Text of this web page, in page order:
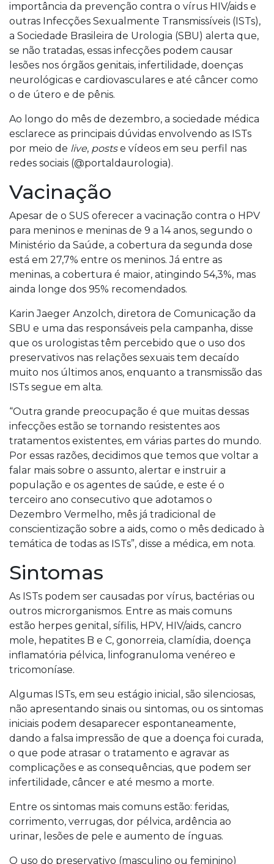
importância da prevenção contra o vírus HIV/aids e
outras Infecções Sexualmente Transmissíveis (ISTs),
a Sociedade Brasileira de Urologia (SBU) alerta que,
se não tratadas, essas infecções podem causar
lesões nos órgãos genitais, infertilidade, doenças
neurológicas e cardiovasculares e até câncer como
o de útero e de pênis.
Ao longo do mês de dezembro, a sociedade médica
esclarece as principais dúvidas envolvendo as ISTs
por meio de live, postse vídeos em seu perfil nas
redes sociais (@portaldaurologia).
Vacinação
Apesar de o SUS oferecer a vacinação contra o HPV
para meninos e meninas de 9 a 14 anos, segundo o
Ministério da Saúde, a cobertura da segunda dose
está em 27,7% entre os meninos. Já entre as
meninas, a cobertura é maior, atingindo 54,3%, mas
ainda longe dos 95% recomendados.
Karin Jaeger Anzolch, diretora de Comunicação da
SBU e uma das responsáveis pela campanha, disse
que os urologistas têm percebido que o uso dos
preservativos nas relações sexuais tem decaído
muito nos últimos anos, enquanto a transmissão das
ISTs segue em alta.
“Outra grande preocupação é que muitas dessas
infecções estão se tornando resistentes aos
tratamentos existentes, em várias partes do mundo.
Por essas razões, decidimos que temos que voltar a
falar mais sobre o assunto, alertar e instruir a
população e os agentes de saúde, e este é o
terceiro ano consecutivo que adotamos o
Dezembro Vermelho, mês já tradicional de
conscientização sobre a aids, como o mês dedicado à
temática de todas as ISTs”, disse a médica, em nota.
Sintomas
As ISTs podem ser causadas por vírus, bactérias ou
outros microrganismos. Entre as mais comuns
estão herpes genital, sífilis, HPV, HIV/aids, cancro
mole, hepatites B e C, gonorreia, clamídia, doença
inflamatória pélvica, linfogranuloma venéreo e
tricomoníase.
Algumas ISTs, em seu estágio inicial, são silenciosas,
não apresentando sinais ou sintomas, ou os sintomas
iniciais podem desaparecer espontaneamente,
dando a falsa impressão de que a doença foi curada,
o que pode atrasar o tratamento e agravar as
complicações e as consequências, que podem ser
infertilidade, câncer e até mesmo a morte.
Entre os sintomas mais comuns estão: feridas,
corrimento, verrugas, dor pélvica, ardência ao
urinar, lesões de pele e aumento de ínguas.
O uso do preservativo (masculino ou feminino)